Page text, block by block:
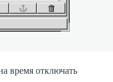
время отключать